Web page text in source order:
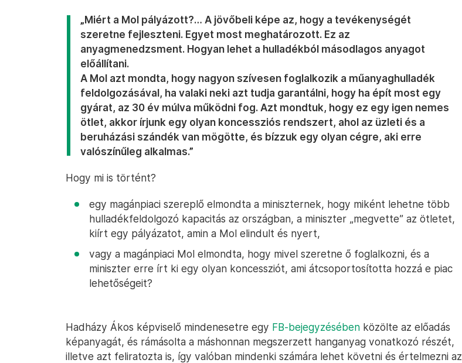
„Miért a Mol pályázott?… A jövőbeli képe az, hogy a tevékenységét
szeretne fejleszteni. Egyet most meghatározott. Ez az
anyagmenedzsment. Hogyan lehet a hulladékból másodlagos anyagot
előállítani.
A Mol azt mondta, hogy nagyon szívesen foglalkozik a műanyaghulladék
feldolgozásával, ha valaki neki azt tudja garantálni, hogy ha épít most egy
gyárat, az 30 év múlva működni fog. Azt mondtuk, hogy ez egy igen nemes
ötlet, akkor írjunk egy olyan koncessziós rendszert, ahol az üzleti és a
beruházási szándék van mögötte, és bízzuk egy olyan cégre, aki erre
valószínűleg alkalmas.”
Hogy mi is történt?
egy magánpiaci szereplő elmondta a miniszternek, hogy miként lehetne több
hulladékfeldolgozó kapacitás az országban, a miniszter „megvette” az ötletet,
kiírt egy pályázatot, amin a Mol elindult és nyert,
vagy a magánpiaci Mol elmondta, hogy mivel szeretne ő foglalkozni, és a
miniszter erre írt ki egy olyan koncessziót, ami átcsoportosította hozzá e piac
lehetőségeit?
Hadházy Ákos képviselő mindenesetre egy FB-bejegyzésében közölte az előadás
képanyagát, és rámásolta a máshonnan megszerzett hanganyag vonatkozó részét,
illetve azt feliratozta is, így valóban mindenki számára lehet követni és értelmezni az